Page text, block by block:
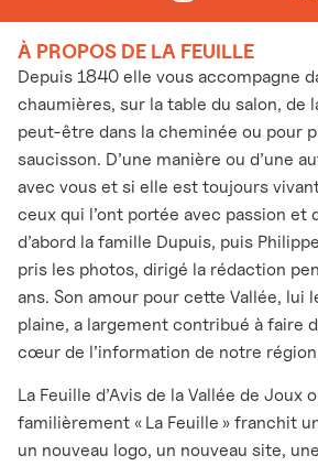
À PROPOS DE LA FEUILLE
Depuis 1840 elle vous accompagne
chaumières, sur la table du salon, de
peut-être dans la cheminée ou pour
saucisson. D’une manière ou d’une
avec vous et si elle est toujours
ceux qui l’ont portée avec passion et
d’abord la famille Dupuis, puis
pris les photos, dirigé la rédaction
ans. Son amour pour cette Vallée, lui
plaine, a largement contribué à faire
cœur de l’information de notre
La Feuille d’Avis de la Vallée de Joux
familièrement « La Feuille » franchit
un nouveau logo, un nouveau site,